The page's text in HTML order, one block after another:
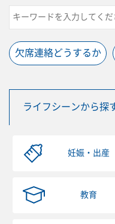
欠席連絡どうするか
ライフシーンから探
妊娠・出産
教育